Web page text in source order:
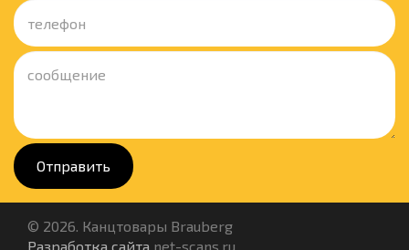
Отправить
© 2026. Канцтовары Brauberg
Разработка сайта net-scans.ru